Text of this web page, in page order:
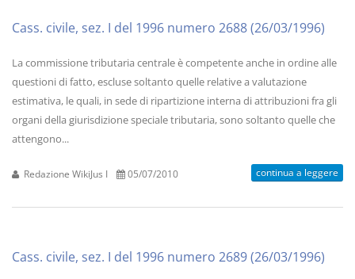
Cass. civile, sez. I del 1996 numero 2688 (26/03/1996)
La commissione tributaria centrale è competente anche in ordine alle
questioni di fatto, escluse soltanto quelle relative a valutazione
estimativa, le quali, in sede di ripartizione interna di attribuzioni fra gli
organi della giurisdizione speciale tributaria, sono soltanto quelle che
attengono...
Redazione WikiJus I 05/07/2010 continua a leggere
Cass. civile, sez. I del 1996 numero 2689 (26/03/1996)